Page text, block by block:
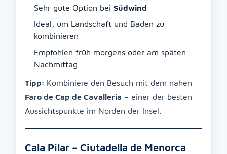
Sehr gute Option bei Südwind
Ideal, um Landschaft und Baden zu
kombinieren
Empfohlen früh morgens oder am späten
Nachmittag
Tipp: Kombiniere den Besuch mit dem nahen
Faro de Cap de Cavalleria – einer der besten
Aussichtspunkte im Norden der Insel.
Cala Pilar – Ciutadella de Menorca